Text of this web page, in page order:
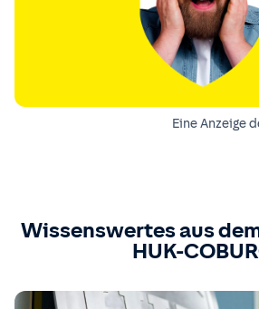
Eine Anzeige
Wissenswertes aus
HUK-